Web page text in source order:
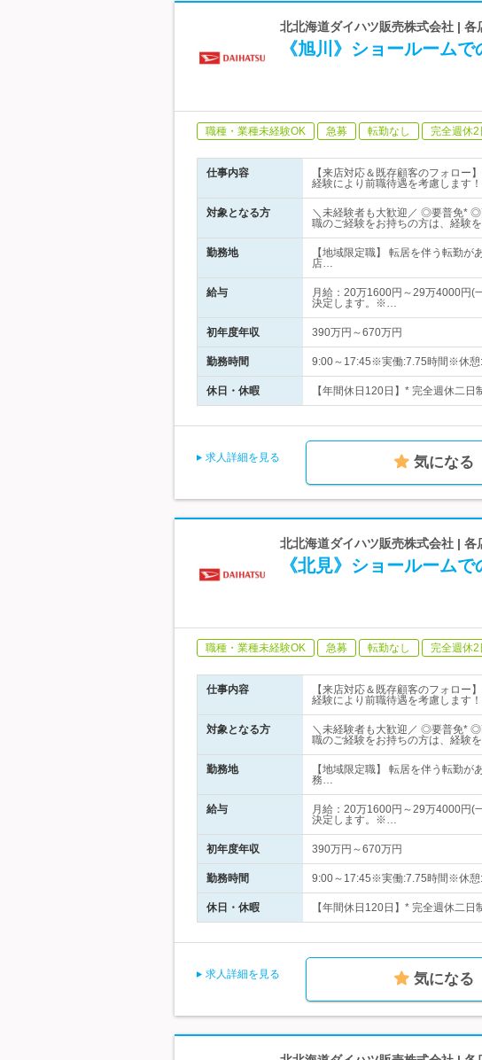
北北海道ダイハツ販売株式会社 |
《旭川》ショールーム
職種・業種未経験OK 急募 転勤なし 完全週休2
仕事内容
【来店対応＆既存顧客のフォロ
経験により前職待遇を考慮します！
対象となる方
＼未経験者も大歓迎／ ◎要普免*
職のご経験をお持ちの方は、経験を
勤務地
【地域限定職】 転居を伴う転勤
店…
給与
月給：20万1600円～29万4000円(
決定します。※…
初年度年収 390万円～670万円
勤務時間 9:00～17:45※実働:7.75時間※休
休日・休暇 【年間休日120日】* 完全週休二
求人詳細を見る 気になる
北北海道ダイハツ販売株式会社 |
《北見》ショールーム
職種・業種未経験OK 急募 転勤なし 完全週休2
仕事内容
【来店対応＆既存顧客のフォロ
経験により前職待遇を考慮します！
対象となる方
＼未経験者も大歓迎／ ◎要普免*
職のご経験をお持ちの方は、経験を
勤務地
【地域限定職】 転居を伴う転勤
務…
給与
月給：20万1600円～29万4000円(
決定します。※…
初年度年収 390万円～670万円
勤務時間 9:00～17:45※実働:7.75時間※休
休日・休暇 【年間休日120日】* 完全週休二
求人詳細を見る 気になる